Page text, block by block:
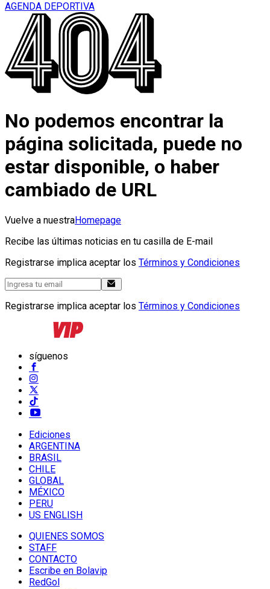
AGENDA DEPORTIVA
No podemos encontrar la
página solicitada, puede no
estar disponible, o haber
cambiado de URL
Vuelve a nuestraHomepage
Recibe las últimas noticias en tu casilla de E-mail
Registrarse implica aceptar los Términos y Condiciones
Registrarse implica aceptar los Términos y Condiciones
síguenos
Ediciones
ARGENTINA
BRASIL
CHILE
GLOBAL
MÉXICO
PERU
US ENGLISH
QUIENES SOMOS
STAFF
CONTACTO
Escribe en Bolavip
RedGol